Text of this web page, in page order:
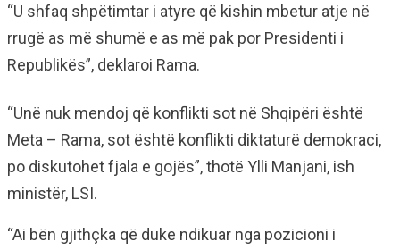
“U shfaq shpëtimtar i atyre që kishin mbetur atje në
rrugë as më shumë e as më pak por Presidenti i
Republikës”, deklaroi Rama.
“Unë nuk mendoj që konflikti sot në Shqipëri është
Meta – Rama, sot është konflikti diktaturë demokraci,
po diskutohet fjala e gojës”, thotë Ylli Manjani, ish
ministër, LSI.
“Ai bën gjithçka që duke ndikuar nga pozicioni i